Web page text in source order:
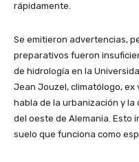
rápidamente.
Se emitieron advertencias,
preparativos fueron
de hidrología en la
Jean Jouzel, climatólogo, ex
habla de la urbanización y
del oeste de Alemania. Esto
suelo que funciona como